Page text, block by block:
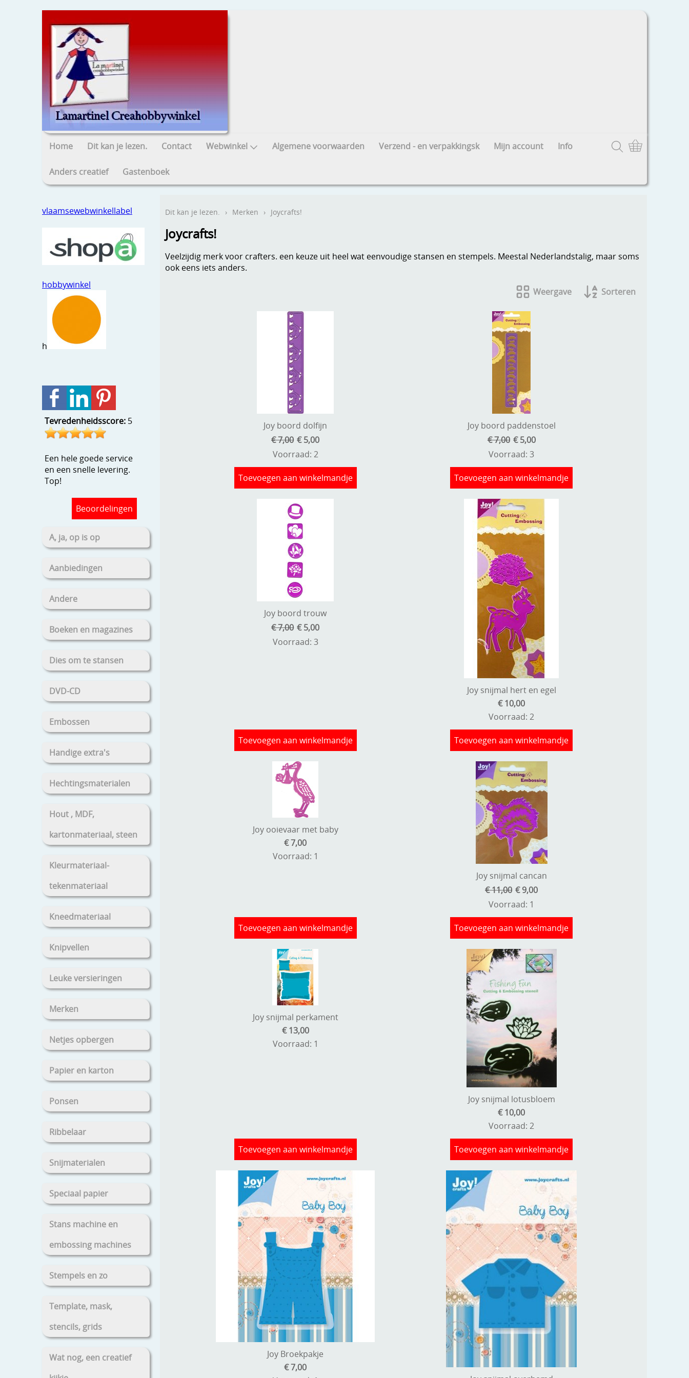
Home Dit kan je lezen. Contact Webwinkel Algemene voorwaarden Verzend - en verpakkingsk Mijn account Info
Anders creatief Gastenboek
vlaamsewebwinkellabel
hobbywinkel
h
Tevredenheidsscore: 5
Een hele goede service
en een snelle levering.
Top!
Beoordelingen
A, ja, op is op
Aanbiedingen
Andere
Boeken en magazines
Dies om te stansen
DVD-CD
Embossen
Handige extra's
Hechtingsmaterialen
Hout , MDF,
kartonmateriaal, steen
Kleurmateriaal-
tekenmateriaal
Kneedmateriaal
Knipvellen
Leuke versieringen
Merken
Netjes opbergen
Papier en karton
Ponsen
Ribbelaar
Snijmaterialen
Speciaal papier
Stans machine en
embossing machines
Stempels en zo
Template, mask,
stencils, grids
Wat nog, een creatief
Dit kan je lezen. › Merken › Joycrafts!
Joycrafts!
Veelzijdig merk voor crafters. een keuze uit heel wat eenvoudige stansen en stempels. Meestal Nederlandstalig, maar soms
ook eens iets anders.
Weergave Sorteren
Joy boord dolfijn
€ 7,00 € 5,00
Voorraad: 2
Toevoegen aan winkelmandje
Joy boord paddenstoel
€ 7,00 € 5,00
Voorraad: 3
Toevoegen aan winkelmandje
Joy boord trouw
€ 7,00 € 5,00
Voorraad: 3
Toevoegen aan winkelmandje
Joy snijmal hert en egel
€ 10,00
Voorraad: 2
Toevoegen aan winkelmandje
Joy ooievaar met baby
€ 7,00
Voorraad: 1
Toevoegen aan winkelmandje
Joy snijmal cancan
€ 11,00 € 9,00
Voorraad: 1
Toevoegen aan winkelmandje
Joy snijmal perkament
€ 13,00
Voorraad: 1
Toevoegen aan winkelmandje
Joy snijmal lotusbloem
€ 10,00
Voorraad: 2
Toevoegen aan winkelmandje
Joy Broekpakje
€ 7,00